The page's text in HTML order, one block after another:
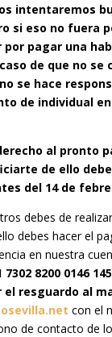
intentaremos
si eso no fuera
pagar una
de que no se
se hace
de individual
al pronto
de ello
del 14 de
debes de
debes hacer el
en nuestra
7302 8200 0146
el resguardo al
con el
de contacto de